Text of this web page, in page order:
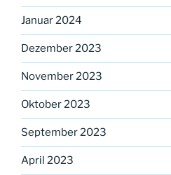
Januar 2024
Dezember 2023
November 2023
Oktober 2023
September 2023
April 2023